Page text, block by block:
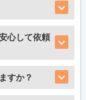
心して依頼
すか？